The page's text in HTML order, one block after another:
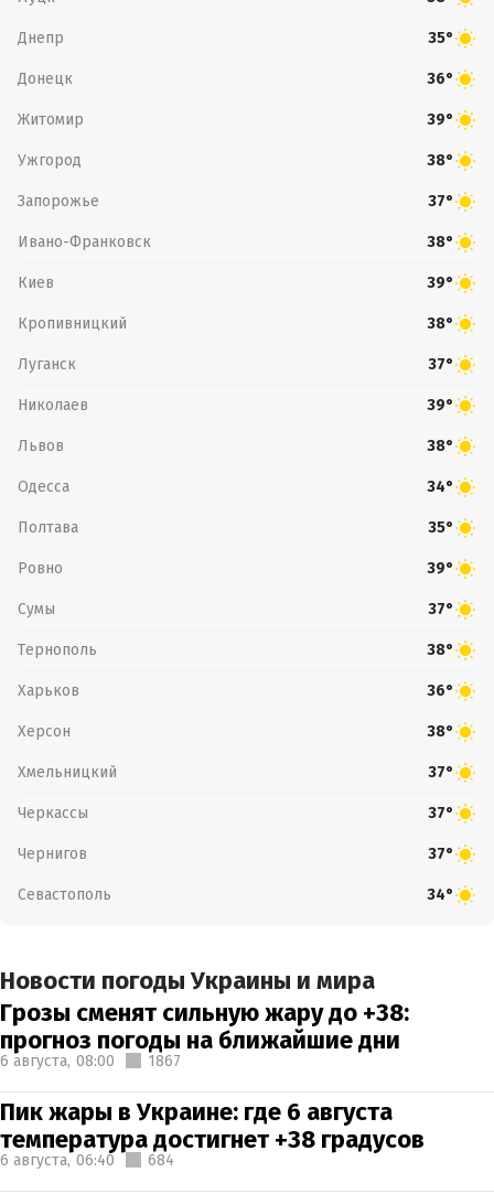
Днепр 35°
Донецк 36°
Житомир 39°
Ужгород 38°
Запорожье 37°
Ивано-Франковск 38°
Киев 39°
Кропивницкий 38°
Луганск 37°
Николаев 39°
Львов 38°
Одесса 34°
Полтава 35°
Ровно 39°
Сумы 37°
Тернополь 38°
Харьков 36°
Херсон 38°
Хмельницкий 37°
Черкассы 37°
Чернигов 37°
Севастополь 34°
Новости погоды Украины и мира
Грозы сменят сильную жару до +38:
прогноз погоды на ближайшие дни
6 августа, 08:00 1867
Пик жары в Украине: где 6 августа
температура достигнет +38 градусов
6 августа, 06:40 684